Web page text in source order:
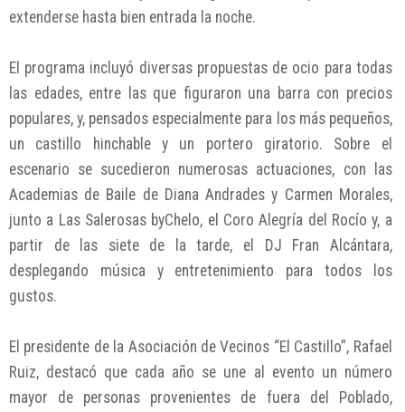
extenderse hasta bien entrada la noche.
El programa incluyó diversas propuestas de ocio para todas
las edades, entre las que figuraron una barra con precios
populares, y, pensados especialmente para los más pequeños,
un castillo hinchable y un portero giratorio. Sobre el
escenario se sucedieron numerosas actuaciones, con las
Academias de Baile de Diana Andrades y Carmen Morales,
junto a Las Salerosas byChelo, el Coro Alegría del Rocío y, a
partir de las siete de la tarde, el DJ Fran Alcántara,
desplegando música y entretenimiento para todos los
gustos.
El presidente de la Asociación de Vecinos “El Castillo”, Rafael
Ruiz, destacó que cada año se une al evento un número
mayor de personas provenientes de fuera del Poblado,